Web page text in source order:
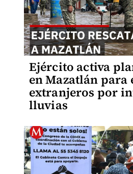
Ejército activa
en Mazatlán para
extranjeros por
lluvias